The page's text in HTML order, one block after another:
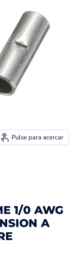
Pulse para acercar
1/0 AWG
A